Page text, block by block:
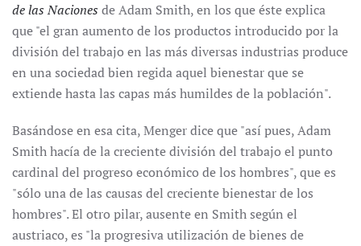
de las Naciones de Adam Smith, en los que éste explica
que "el gran aumento de los productos introducido por la
división del trabajo en las más diversas industrias produce
en una sociedad bien regida aquel bienestar que se
extiende hasta las capas más humildes de la población".
Basándose en esa cita, Menger dice que "así pues, Adam
Smith hacía de la creciente división del trabajo el punto
cardinal del progreso económico de los hombres", que es
"sólo una de las causas del creciente bienestar de los
hombres". El otro pilar, ausente en Smith según el
austriaco, es "la progresiva utilización de bienes de